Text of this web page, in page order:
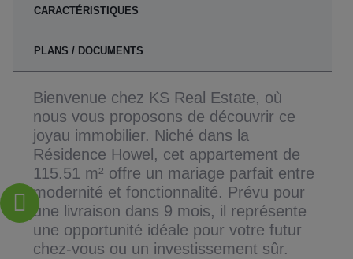
CARACTÉRISTIQUES
PLANS / DOCUMENTS
Bienvenue chez KS Real Estate, où
nous vous proposons de découvrir ce
joyau immobilier. Niché dans la
Résidence Howel, cet appartement de
115.51 m² offre un mariage parfait entre
modernité et fonctionnalité. Prévu pour
une livraison dans 9 mois, il représente
une opportunité idéale pour votre futur
chez-vous ou un investissement sûr.